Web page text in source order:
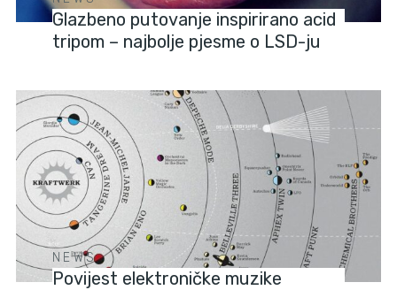
Glazbeno putovanje inspirirano acid
tripom – najbolje pjesme o LSD-ju
NEWS
Povijest elektroničke muzike